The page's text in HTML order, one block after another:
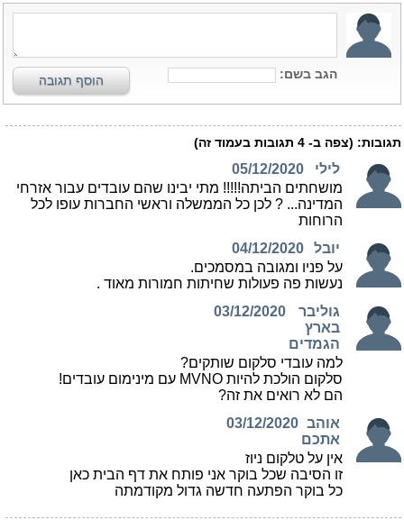
הגב בשם: הוסף תגובה
תגובות: (צפה ב- 4 תגובות בעמוד זה)
לילי
05/12/2020
מושחתים הביתה!!!!! מתי יבינו שהם עובדים עבור אזרחי
המדינה... ? לכן כל הממשלה וראשי החברות עופו לכל
הרוחות
יובל
04/12/2020
על פניו ומגובה במסמכים.
נעשות פה פעולות שחיתות חמורות מאוד .
גוליבר
בארץ
הגמדים
03/12/2020
למה עובדי סלקום שותקים?
סלקום הולכת להיות MVNO עם מינימום עובדים!
הם לא רואים את זה?
אוהב
אתכם
03/12/2020
אין על טלקום ניוז
זו הסיבה שכל בוקר אני פותח את דף הבית כאן
כל בוקר הפתעה חדשה גדול מקודמתה